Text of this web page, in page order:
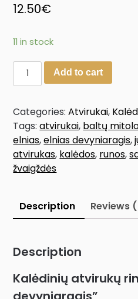
12.50€
11 in stock
Add to cart
Categories:Atvirukai,
Tags:atvirukai, baltų
elnias,elnias devyniaragis,
atvirukas, kalėdos, runos,
žvaigždės
Description Reviews
Description
Kalėdinių atvirukų